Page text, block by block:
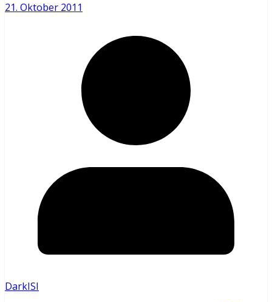
21. Oktober 2011
DarkISI